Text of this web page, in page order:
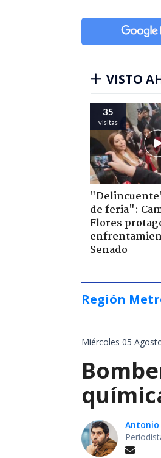
VISTO
35
visitas
de feria":
Flores
Senado
Región
Miércoles 05
Antonio